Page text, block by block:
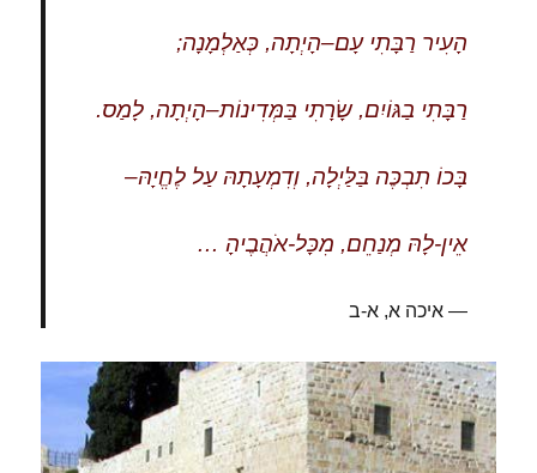
הָעִיר רַבָּתִי עָם–הָיְתָה, כְּאַלְמָנָה;
רַבָּתִי בַגּוֹיִם, שָׂרָתִי בַּמְּדִינוֹת–הָיְתָה, לָמַס.
בָּכוֹ תִבְכֶּה בַּלַּיְלָה, וְדִמְעָתָהּ עַל לֶחֱיָהּ–
אֵין-לָהּ מְנַחֵם, מִכָּל-אֹהֲבֶיהָ …
איכה א, א-ב